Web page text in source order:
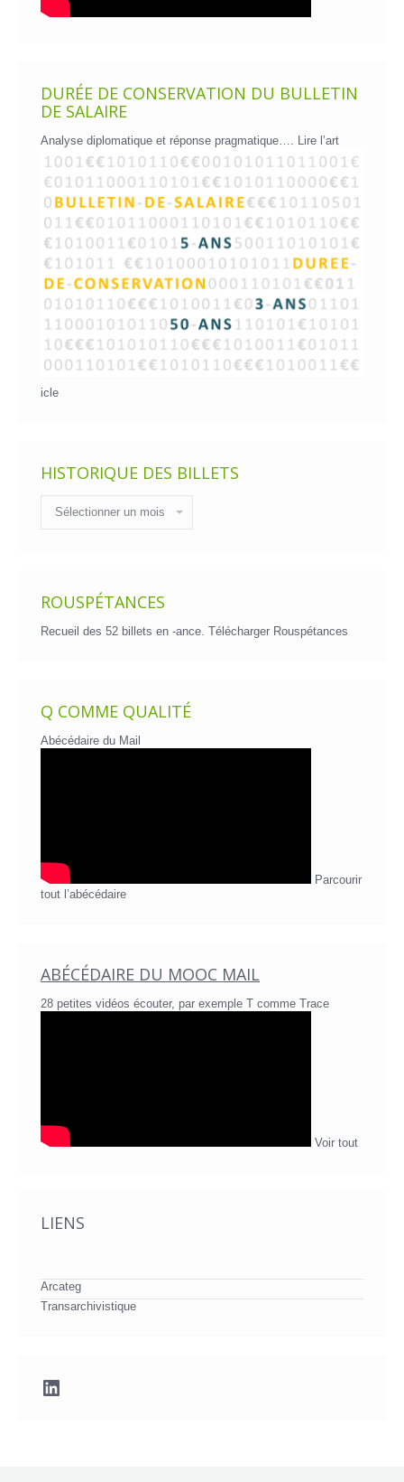
DURÉE DE CONSERVATION DU BULLETIN
DE SALAIRE
Analyse diplomatique et réponse pragmatique…. Lire l’art
icle
HISTORIQUE DES BILLETS
des
billets
ROUSPÉTANCES
Recueil des 52 billets en -ance. Télécharger Rouspétances
Q COMME QUALITÉ
Abécédaire du Mail
Parcourir
tout l’abécédaire
ABÉCÉDAIRE DU MOOC MAIL
28 petites vidéos écouter, par exemple T comme Trace
Voir tout
LIENS
Arcateg
Transarchivistique
LinkedIn